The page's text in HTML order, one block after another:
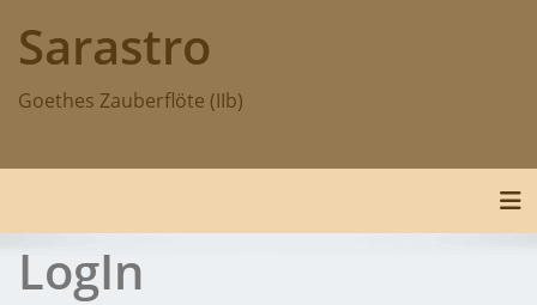
innehåll
Sarastro
Goethes Zauberflöte (IIb)
LogIn